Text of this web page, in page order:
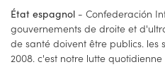
État espagnol - Confederación
gouvernements de droite et
de santé doivent être publics. les
2008. c'est notre lutte